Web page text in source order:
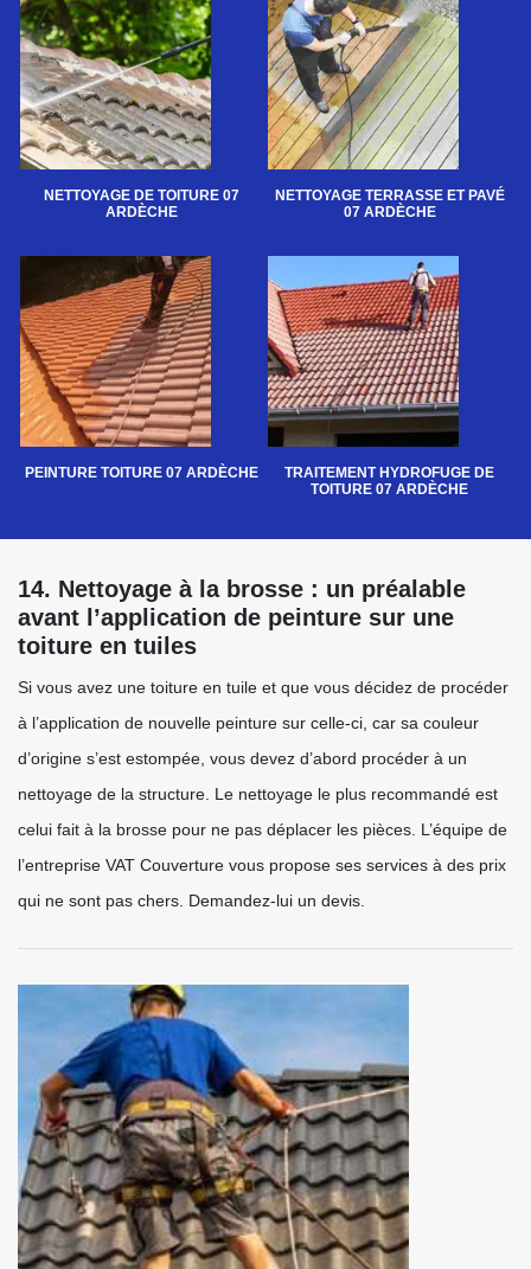
NETTOYAGE DE TOITURE 07
ARDÈCHE
NETTOYAGE TERRASSE ET PAVÉ
07 ARDÈCHE
PEINTURE TOITURE 07 ARDÈCHE
TRAITEMENT HYDROFUGE DE
TOITURE 07 ARDÈCHE
14. Nettoyage à la brosse : un préalable
avant l’application de peinture sur une
toiture en tuiles
Si vous avez une toiture en tuile et que vous décidez de procéder
à l’application de nouvelle peinture sur celle-ci, car sa couleur
d’origine s’est estompée, vous devez d’abord procéder à un
nettoyage de la structure. Le nettoyage le plus recommandé est
celui fait à la brosse pour ne pas déplacer les pièces. L’équipe de
l’entreprise VAT Couverture vous propose ses services à des prix
qui ne sont pas chers. Demandez-lui un devis.